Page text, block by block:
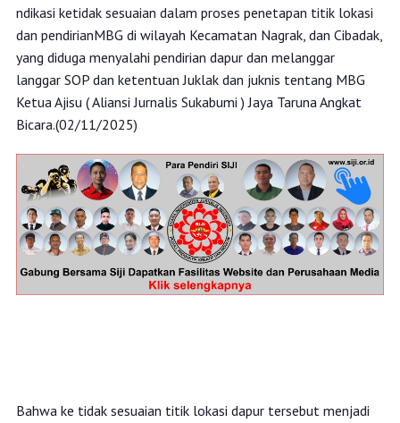
ndikasi ketidak sesuaian dalam proses penetapan titik lokasi
dan pendirianMBG di wilayah Kecamatan Nagrak, dan Cibadak,
yang diduga menyalahi pendirian dapur dan melanggar
langgar SOP dan ketentuan Juklak dan juknis tentang MBG
Ketua Ajisu ( Aliansi Jurnalis Sukabumi ) Jaya Taruna Angkat
Bicara.(02/11/2025)
‎Bahwa ke tidak sesuaian titik lokasi dapur tersebut menjadi